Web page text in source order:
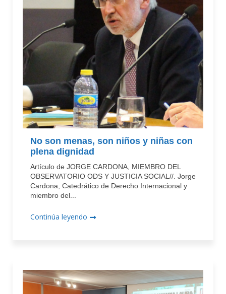
No son menas, son niños y niñas con
plena dignidad
Artículo de JORGE CARDONA, MIEMBRO DEL
OBSERVATORIO ODS Y JUSTICIA SOCIAL//. Jorge
Cardona, Catedrático de Derecho Internacional y
miembro del...
Continúa leyendo